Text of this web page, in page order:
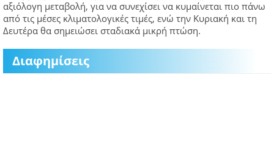
αξιόλογη μεταβολή, για να συνεχίσει να κυμαίνεται πιο πάνω
από τις μέσες κλιματολογικές τιμές, ενώ την Κυριακή και τη
Δευτέρα θα σημειώσει σταδιακά μικρή πτώση.
Διαφημίσεις